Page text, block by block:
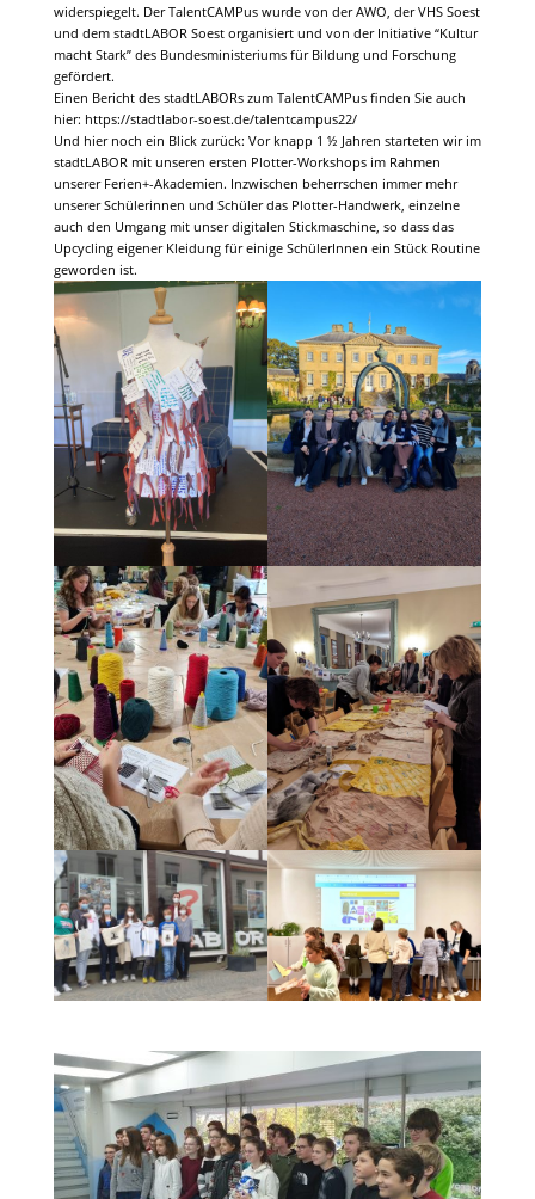
widerspiegelt. Der TalentCAMPus wurde von der AWO, der VHS Soest
und dem stadtLABOR Soest organisiert und von der Initiative “Kultur
macht Stark” des Bundesministeriums für Bildung und Forschung
gefördert.
Einen Bericht des stadtLABORs zum TalentCAMPus finden Sie auch
hier: https://stadtlabor-soest.de/talentcampus22/
Und hier noch ein Blick zurück: Vor knapp 1 ½ Jahren starteten wir im
stadtLABOR mit unseren ersten Plotter-Workshops im Rahmen
unserer Ferien+-Akademien. Inzwischen beherrschen immer mehr
unserer Schülerinnen und Schüler das Plotter-Handwerk, einzelne
auch den Umgang mit unser digitalen Stickmaschine, so dass das
Upcycling eigener Kleidung für einige SchülerInnen ein Stück Routine
geworden ist.